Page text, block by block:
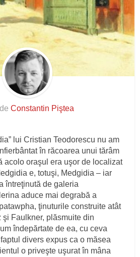
Constantin Piştea
lui Cristian Teodorescu nu am
în răcoarea unui tărâm
acolo oraşul era uşor de localizat
e, totuşi, Medgidia – iar
întreţinută de galeria
aduce mai degrabă a
ţinuturile construite atât
Faulkner, plăsmuite din
îndepărtate de ea, cu ceva
divers expus ca o măsea
o priveşte uşurat în mâna